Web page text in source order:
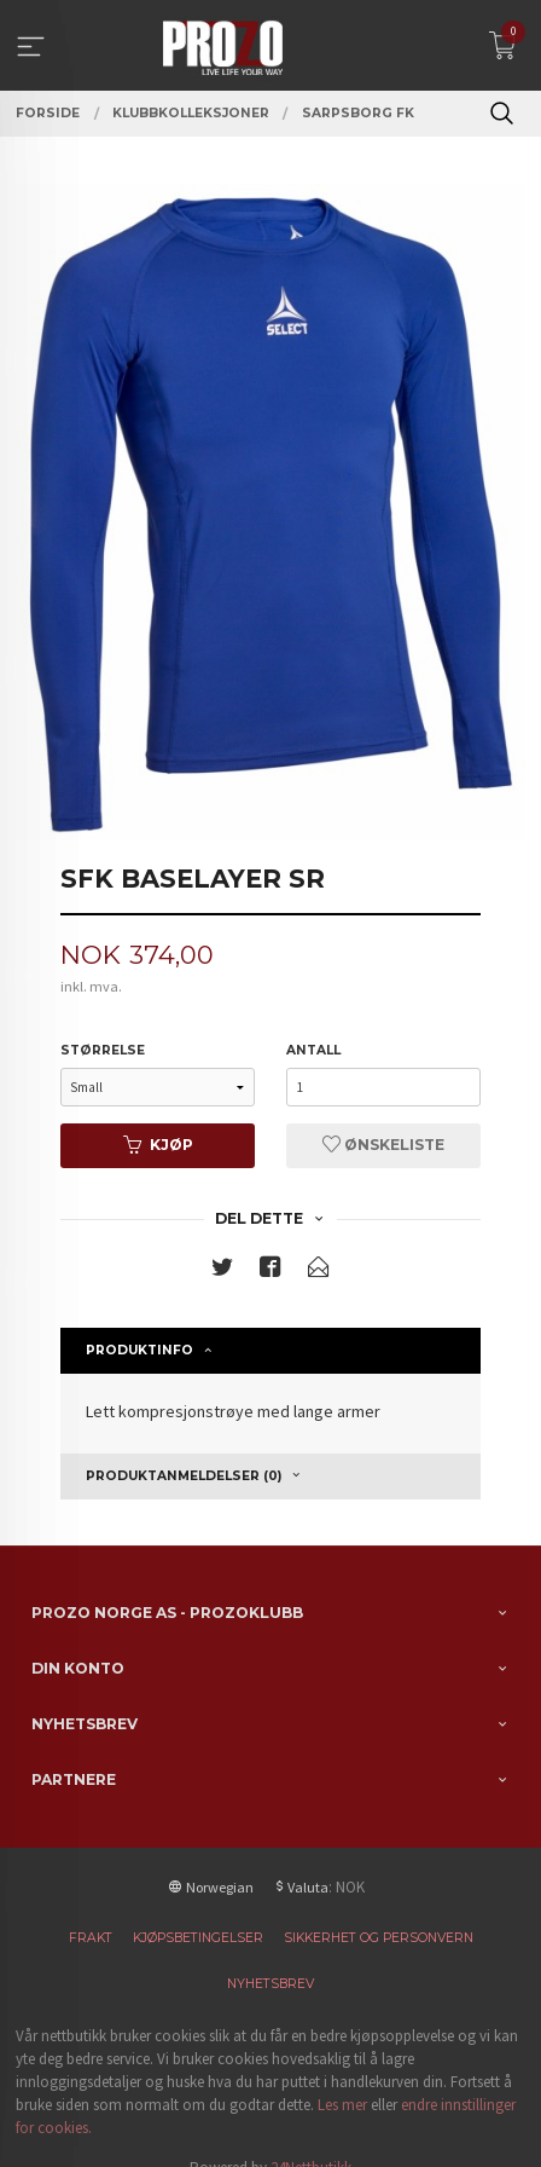
innholdet
0
FORSIDE KLUBBKOLLEKSJONER SARPSBORG FK
SFK BASELAYER SR
Pris
NOK 374,00
inkl. mva.
STØRRELSE ANTALL
KJØP ØNSKELISTE
DEL DETTE
PRODUKTINFO
Lett kompresjonstrøye med lange armer
PRODUKTANMELDELSER (0)
PROZO NORGE AS - PROZOKLUBB
DIN KONTO
NYHETSBREV
PARTNERE
Norwegian Valuta: NOK
FRAKT KJØPSBETINGELSER SIKKERHET OG PERSONVERN
NYHETSBREV
Vår nettbutikk bruker cookies slik at du får en bedre kjøpsopplevelse og vi kan
yte deg bedre service. Vi bruker cookies hovedsaklig til å lagre
innloggingsdetaljer og huske hva du har puttet i handlekurven din. Fortsett å
bruke siden som normalt om du godtar dette. Les merellerendre innstillinger
for cookies.